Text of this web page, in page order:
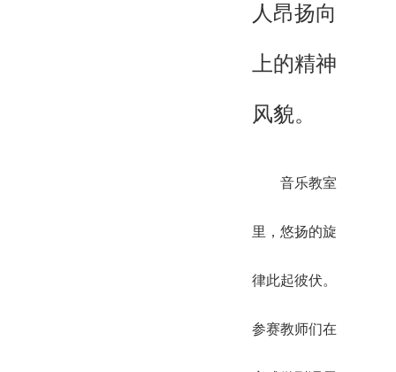
人昂扬向
上的精神
风貌。
音乐教室
里，悠扬的旋
律此起彼伏。
参赛教师们在